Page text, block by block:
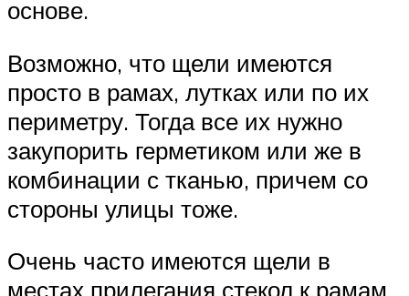
основе.
Возможно, что щели имеются
просто в рамах, лутках или по их
периметру. Тогда все их нужно
закупорить герметиком или же в
комбинации с тканью, причем со
стороны улицы тоже.
Очень часто имеются щели в
местах прилегания стекол к рамам.